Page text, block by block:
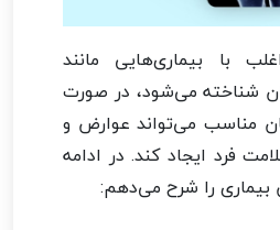
با بیماری‌هایی مانند
شناخته می‌شود، در صورت
مناسب می‌تواند عوارض و
فرد ایجاد کند. در ادامه
را شرح می‌دهم: